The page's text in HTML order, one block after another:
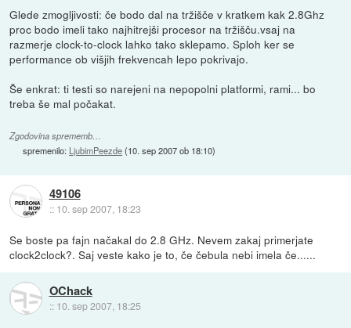
Glede zmogljivosti: če bodo dal na tržišče v kratkem kak 2.8Ghz
proc bodo imeli tako najhitrejši procesor na tržišču.vsaj na
razmerje clock-to-clock lahko tako sklepamo. Sploh ker se
performance ob višjih frekvencah lepo pokrivajo.
Še enkrat: ti testi so narejeni na nepopolni platformi, rami... bo
treba še mal počakat.
Zgodovina sprememb…
spremenilo: LjubimPeezde(10. sep 2007 ob 18:10)
49106
:: 10. sep 2007, 18:23
Se boste pa fajn načakal do 2.8 GHz. Nevem zakaj primerjate
clock2clock?. Saj veste kako je to, če čebula nebi imela če......
OChack
:: 10. sep 2007, 18:25